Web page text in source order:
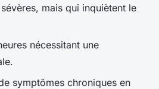
mais qui inquiètent le
nécessitant une
symptômes chroniques en